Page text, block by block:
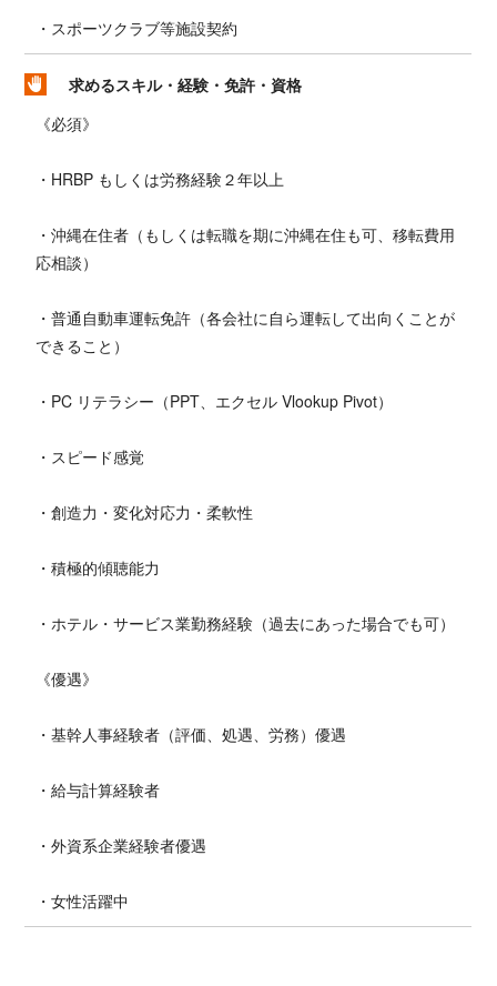
・スポーツクラブ等施設契約
求めるスキル・経験・免許・資格
《必須》
・HRBP もしくは労務経験２年以上
・沖縄在住者（もしくは転職を期に沖縄在住も可、移転費用
応相談）
・普通自動車運転免許（各会社に自ら運転して出向くことが
できること）
・PC リテラシー（PPT、エクセル Vlookup Pivot）
・スピード感覚
・創造力・変化対応力・柔軟性
・積極的傾聴能力
・ホテル・サービス業勤務経験（過去にあった場合でも可）
《優遇》
・基幹人事経験者（評価、処遇、労務）優遇
・給与計算経験者
・外資系企業経験者優遇
・女性活躍中